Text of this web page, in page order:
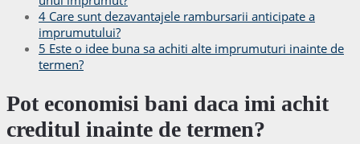
4 Care sunt dezavantajele rambursarii anticipate a
imprumutului?
5 Este o idee buna sa achiti alte imprumuturi inainte de
termen?
Pot economisi bani daca imi achit
creditul inainte de termen?